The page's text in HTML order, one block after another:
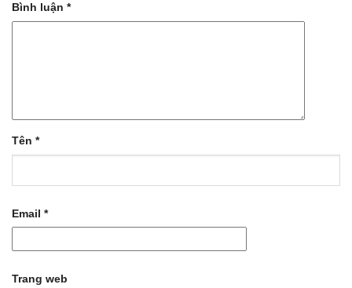
Bình luận *
Tên *
Email *
Trang web